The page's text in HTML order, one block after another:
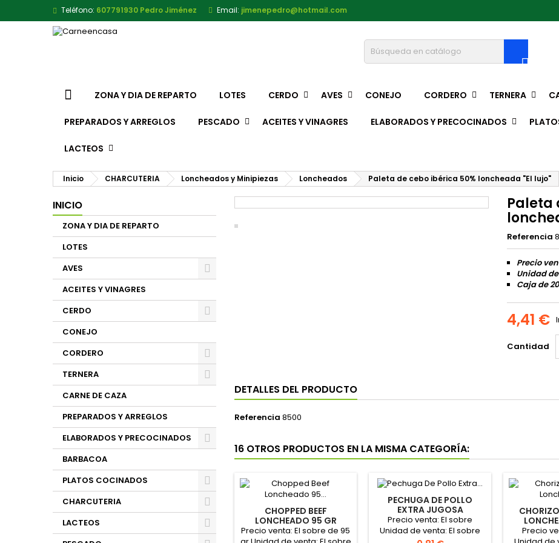
Teléfono: 607791930 Pedro Jiménez Email: jimenepedro@hotmail.com

ZONA Y DIA DE REPARTO LOTES CERDO AVES CONEJO CORDERO TERNERA
PREPARADOS Y ARREGLOS PESCADO ACEITES Y VINAGRES ELABORADOS Y PRECOCINADOS
LACTEOS
Inicio CHARCUTERIA Loncheados y Minipiezas Loncheados Paleta de cebo ibérica 50% loncheada "El lujo"
INICIO
ZONA Y DIA DE REPARTO
LOTES
AVES
ACEITES Y VINAGRES
CERDO
CONEJO
CORDERO
TERNERA
CARNE DE CAZA
PREPARADOS Y ARREGLOS
ELABORADOS Y PRECOCINADOS
BARBACOA
PLATOS COCINADOS
CHARCUTERIA
LACTEOS
Paleta
Referencia
Precio
Unidad
Caja de
4,41 €
Cantidad
DETALLES DEL PRODUCTO
Referencia 8500
16 OTROS PRODUCTOS EN LA MISMA CATEGORÍA:
CHOPPED BEEF
LONCHEADO 95 GR
"CAMPOFRIO"
Precio venta: El sobre de 95
PECHUGA DE POLLO
EXTRA JUGOSA
LONCHEADA 80GR
"CAMPOFRIO"
Precio venta: El sobre
Unidad de venta: El sobre
Precio